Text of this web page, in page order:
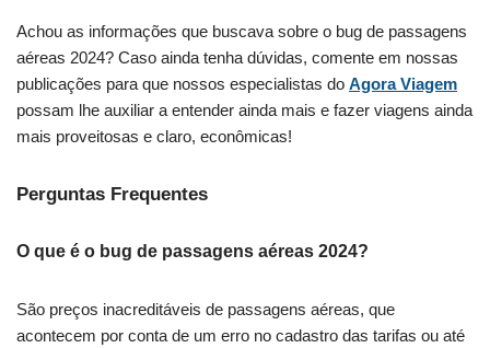
Achou as informações que buscava sobre o bug de passagens
aéreas 2024? Caso ainda tenha dúvidas, comente em nossas
publicações para que nossos especialistas do Agora Viagem
possam lhe auxiliar a entender ainda mais e fazer viagens ainda
mais proveitosas e claro, econômicas!
Perguntas Frequentes
O que é o bug de passagens aéreas 2024?
São preços inacreditáveis de passagens aéreas, que
acontecem por conta de um erro no cadastro das tarifas ou até